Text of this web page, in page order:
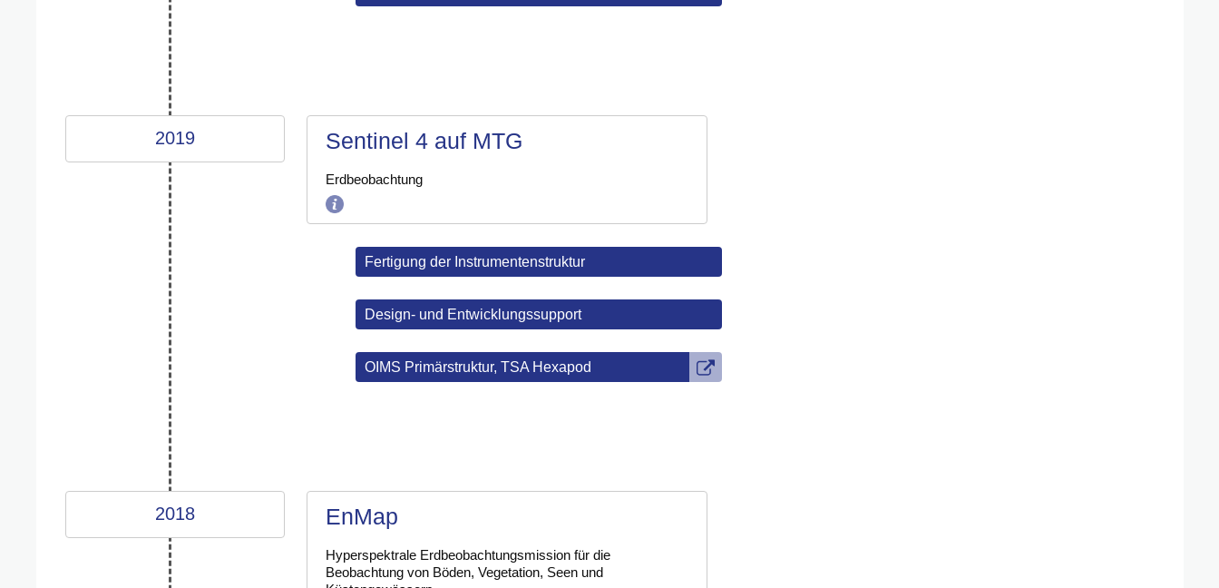
2019 Sentinel 4 auf MTG
Erdbeobachtung
Fertigung der Instrumentenstruktur
Design- und Entwicklungssupport
OIMS Primärstruktur, TSA Hexapod
2018 EnMap
Hyperspektrale Erdbeobachtungsmission für die
Beobachtung von Böden, Vegetation, Seen und